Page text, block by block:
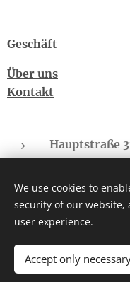
Geschäft
Über uns
Kontakt
Hauptstraße
cbd-
Telefon:
Allgemeine
We use cookies to
security of our website,
user experience.
Accept only